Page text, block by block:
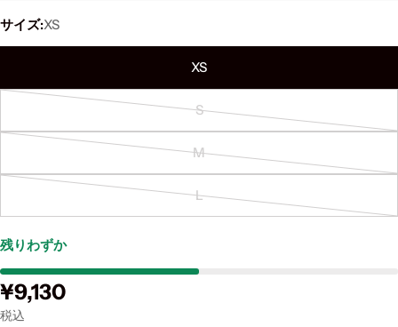
サイズ:XS
XS
S
Variant
out
unavailable
M
Variant
out
L
Variant
or
残りわずか
通
常
¥9,130
税込